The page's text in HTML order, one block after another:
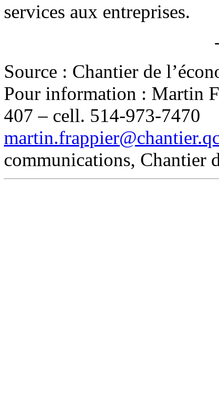
services aux entreprises.
Source : Chantier de
Pour information : Martin
407 – cell. 514-973-7470
communications, Chantier